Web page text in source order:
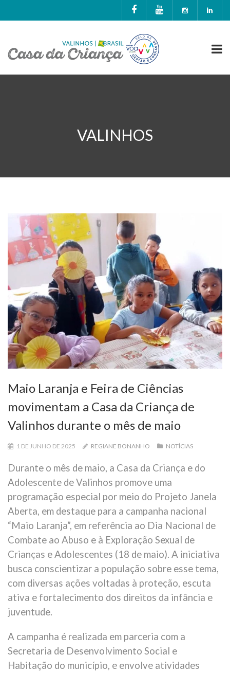
VALINHOS
Maio Laranja e Feira de Ciências
movimentam a Casa da Criança de
Valinhos durante o mês de maio
1 DE JUNHO DE 2025 REGIANE BONANHO NOTÍCIAS
Durante o mês de maio, a Casa da Criança e do
Adolescente de Valinhos promove uma
programação especial por meio do Projeto Janela
Aberta, em destaque para a campanha nacional
“Maio Laranja”, em referência ao Dia Nacional de
Combate ao Abuso e à Exploração Sexual de
Crianças e Adolescentes (18 de maio). A iniciativa
busca conscientizar a população sobre esse tema,
com diversas ações voltadas à proteção, escuta
ativa e fortalecimento dos direitos da infância e
juventude.
A campanha é realizada em parceria com a
Secretaria de Desenvolvimento Social e
Habitação do município, e envolve atividades